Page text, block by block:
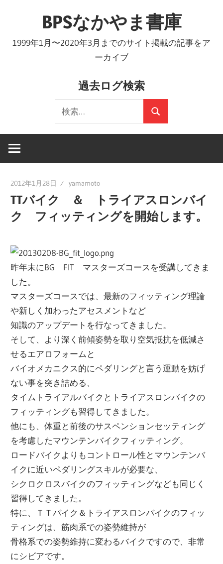
プ
BPSなかやま書庫
1999年1月〜2020年3月までのサイト掲載の記事をア
ーカイブ
過去ログ検索
索:
検
索
2012年1月28日 yamamoto
TTバイク ＆ トライアスロンバイ
ク フィッティングを開始します。
昨年末にBG FIT マスターズコースを受講してきま
した。
マスターズコースでは、最新のフィッティング理論
や新しく加わったアセスメントなど
知識のアップデートを行なってきました。
そして、より深く前傾姿勢を取り空気抵抗を低減さ
せるエアロフォームと
バイオメカニクス的にペダリングと言う運動を妨げ
ない事を突き詰める、
タイムトライアルバイクとトライアスロンバイクの
フィッティングも習得してきました。
他にも、体重と前後のサスペンションセッティング
を考慮したマウンテンバイクフィッティング。
ロードバイクよりもコントロール性とマウンテンバ
イクに近いペダリングスキルが必要な、
シクロクロスバイクのフィッティングなども同じく
習得してきました。
特に、ＴＴバイク＆トライアスロンバイクのフィッ
ティングは、筋肉系での姿勢維持が
骨格系での姿勢維持に変わるバイクですので、非常
にシビアです。